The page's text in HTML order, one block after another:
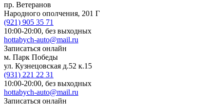
пр. Ветеранов
Народного ополчения, 201 Г
(921) 905 35 71
10:00-20:00, без выходных
hottabych-auto@mail.ru
Записаться онлайн
м. Парк Победы
ул. Кузнецовская д.52 к.15
(931) 221 22 31
10:00-20:00, без выходных
hottabych-auto@mail.ru
Записаться онлайн